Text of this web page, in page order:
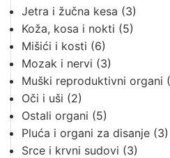
Jetra i žučna kesa (3)
Koža, kosa i nokti (5)
Mišići i kosti (6)
Mozak i nervi (3)
Muški reproduktivni organi
Oči i uši (2)
Ostali organi (5)
Pluća i organi za disanje (3)
Srce i krvni sudovi (3)